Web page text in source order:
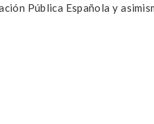
Pública Española y